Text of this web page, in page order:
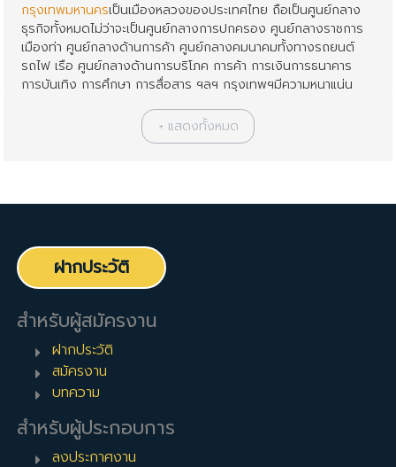
กรุงเทพมหานครเป็นเมืองหลวงของประเทศไทย ถือเป็นศูนย์กลาง
ธุรกิจทั้งหมดไม่ว่าจะเป็นศูนย์กลางการปกครอง ศูนย์กลางราชการ
เมืองท่า ศูนย์กลางด้านการค้า ศูนย์กลางคมนาคมทั้งทางรถยนต์
รถไฟ เรือ ศูนย์กลางด้านการบริโภค การค้า การเงินการธนาคาร
การบันเทิง การศึกษา การสื่อสาร ฯลฯ กรุงเทพฯมีความหนาแน่น
เจริญเข้าถึงแทบทุกพื้นที่ เศรษฐกิจของกรุงเทพฯจึงถือว่าสูงที่สุดใน
ประเทศไทย เมื่อเป็นศูนย์กลางของธุรกิจทุกอย่าง จึงมีตำแหน่งงาน
อโศก
งานตามสายรถไฟฟ้า BTS
BestjobInTh Team
ฝากประวัติ
สำหรับผู้สมัครงาน
ฝากประวัติ
สมัครงาน
บทความ
สำหรับผู้ประกอบการ
ลงประกาศงาน